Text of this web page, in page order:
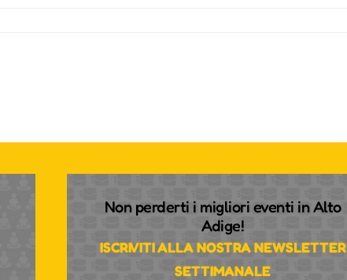
Non perderti i migliori eventi in Alto
Adige!
ISCRIVITI ALLA NOSTRA NEWSLETTER
SETTIMANALE